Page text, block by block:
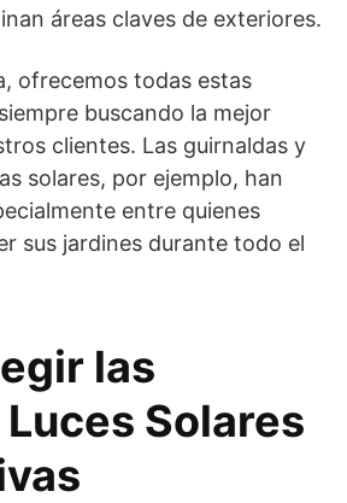
áreas claves de exteriores.
ofrecemos todas estas
buscando la mejor
clientes. Las guirnaldas y
solares, por ejemplo, han
entre quienes
sus jardines durante todo el
las
Solares